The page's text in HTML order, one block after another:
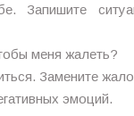
Запишите
меня жалеть?
Замените
эмоций.